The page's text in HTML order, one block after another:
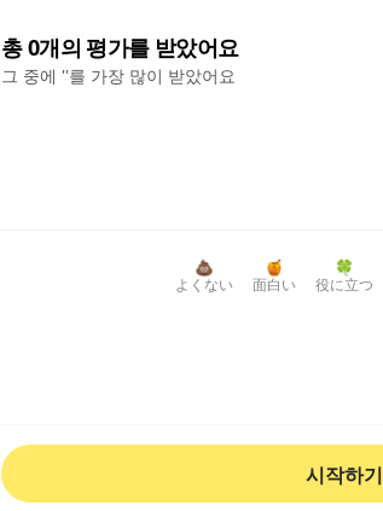
총0개의 평가를 받았어요
그 중에 ''를 가장 많이 받았어요
💩
よくない
🍯
面白い
🍀
役に立つ
시작하기